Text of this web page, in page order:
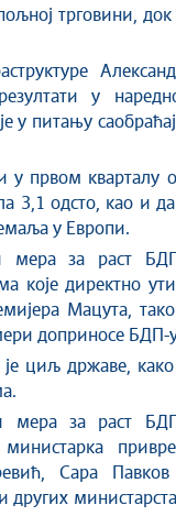
трговини, док
у
у питању
у првом кварталу
3,1 одсто, као и да
у Европи.
мера за раст
које директно
Мацута,
доприносе БДП-
је циљ државе, како
мера за раст
Сара
других